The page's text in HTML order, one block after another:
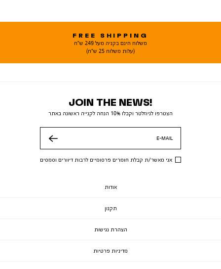
FREE SHIPPING
משלוח חינם בקניה מעל 249 ש"ח
(עלות משלוח 25 ש"ח)
JOIN THE NEWS!
הצטרפו לניוזלטר וקבלו 10% הנחה לקנייה ראשונה באתר
E-MAIL
אני מאשר/ת קבלת חומרים פרסומיים לרבות דיוורים וסמסים
אודות
תקנון
הצהרת נגישות
מדיניות פרטיות